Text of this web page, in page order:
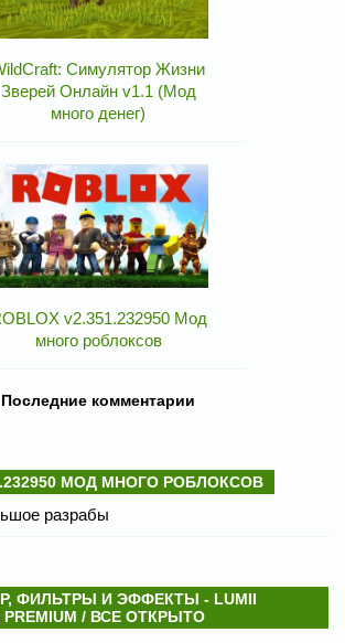
Симулятор Жизни
Зверей Онлайн v1.1 (Мод
много денег)
v2.351.232950 Мод
много роблоксов
Последние комментарии
МОД МНОГО РОБЛОКСОВ
разрабы
ФИЛЬТРЫ И ЭФФЕКТЫ - LUMII
PREMIUM / ВСЕ ОТКРЫТО